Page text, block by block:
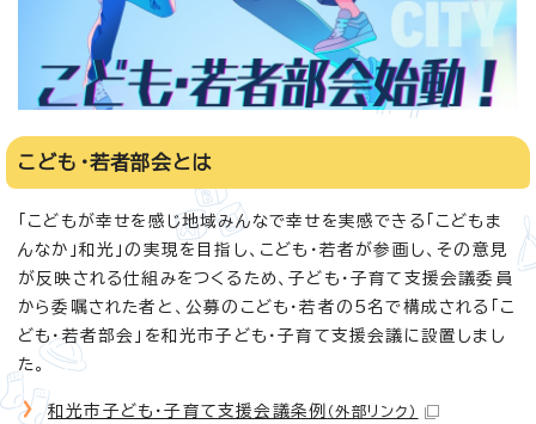
こども・若者部会とは
「こどもが幸せを感じ地域みんなで幸せを実感できる「こどもま
んなか」和光」の実現を目指し、こども・若者が参画し、その意見
が反映される仕組みをつくるため、子ども・子育て支援会議委員
から委嘱された者と、公募のこども・若者の5名で構成される「こ
ども・若者部会」を和光市子ども・子育て支援会議に設置しまし
た。
和光市子ども・子育て支援会議条例 （外部リンク）